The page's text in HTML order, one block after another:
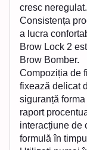
cresc neregulat.
Consistența
a lucra
Brow Lock 2
Brow Bomber.
Compoziția de
fixează delicat
siguranță
raport
interacțiune de
formulă în